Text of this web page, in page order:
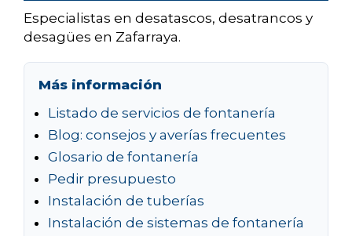
Especialistas en desatascos, desatrancos y
desagües en Zafarraya.
Más información
Listado de servicios de fontanería
Blog: consejos y averías frecuentes
Glosario de fontanería
Pedir presupuesto
Instalación de tuberías
Instalación de sistemas de fontanería